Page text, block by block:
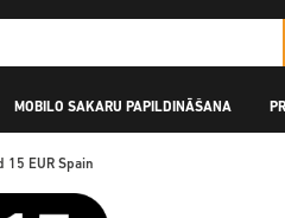
MOBILO SAKARU PAPILDINĀŠANA
15 EUR Spain